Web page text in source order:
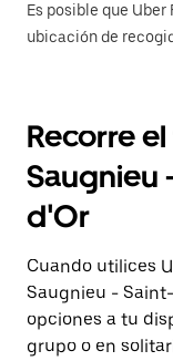
Es posible que
ubicación de
Recorre
Saugnieu
d'Or
Cuando utilices
Saugnieu -
opciones a tu
grupo o en